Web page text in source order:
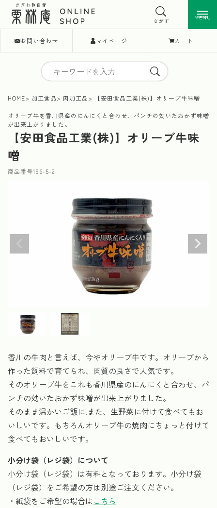
お問い合わせ マイページ カート
MENU
さがす MENU
HOME 加工食品 肉加工品 【安田食品工業(株)】オリーブ牛味噌
オリーブ牛を香川県産のにんにくと合わせ、パンチの効いたおかず味噌
が出来上がりました。
【安田食品工業(株)】オリーブ牛味
噌
商品番号196-5-2
香川の牛肉と言えば、今やオリーブ牛です。オリーブから
作った飼料で育てられ、肉質の良さで人気です。
そのオリーブ牛をこれも香川県産のにんにくと合わせ、パ
ンチの効いたおかず味噌が出来上がりました。
そのまま温かいご飯に!また、生野菜に付けて食べてもお
いしいです。もちろんオリーブ牛の焼肉にちょっと付けて
食べてもおいしいです。
小分け袋（レジ袋）について
小分け袋（レジ袋）は有料となっております。小分け袋
（レジ袋）をご希望の方は別途ご注文ください。
・紙袋をご希望の場合は こちら